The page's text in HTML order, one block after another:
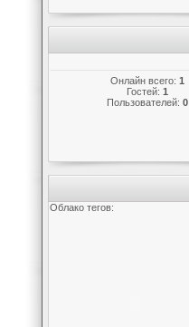
Онлайн всего: 1
Гостей: 1
Пользователей: 0
Облако тегов: